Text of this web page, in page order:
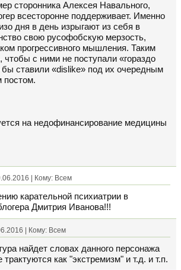
сторонника Алексея Навального,
всесторонне поддерживает. Именно
дня в день изрыгают из себя в
свою русофобскую мерзость,
прогрессивного мышления. Таким
чтобы с ними не поступали «гораздо
бы ставили «dislike» под их очередным
постом.
на недофинансирование медицины
| Кому: Всем
карательной психиатрии в
Дмитрия Иванова!!!
| Кому: Всем
найдет словах данного персонажа
как "экстремизм" и т.д. и т.п.